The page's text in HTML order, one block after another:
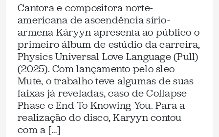
Cantora e compositora norte-
americana de ascendência sírio-
armena Káryyn apresenta ao público o
primeiro álbum de estúdio da carreira,
Physics Universal Love Language (Pull)
(2025). Com lançamento pelo sleo
Mute, o trabalho teve algumas de suas
faixas já reveladas, caso de Collapse
Phase e End To Knowing You. Para a
realização do disco, Karyyn contou
com a […]